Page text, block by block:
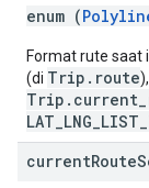
enum (
Format rute saat
(di Trip.route
currentRoute